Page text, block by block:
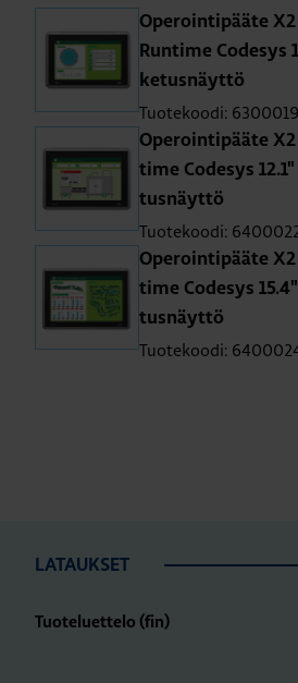
Ope­roin­ti­pää­te
Run­ti­me Co­de­sys
ke­tus­näyt­tö
Tuotekoodi:
Ope­roin­ti­pää­te
ti­me Co­de­sys
tus­näyt­tö
Tuotekoodi:
Ope­roin­ti­pää­te
ti­me Co­de­sys
tus­näyt­tö
Tuotekoodi:
LATAUKSET
Tuoteluettelo (fin)